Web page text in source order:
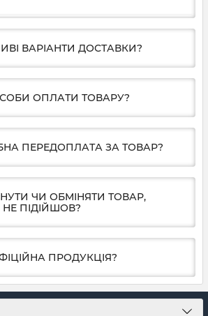
ВАРІАНТИ ДОСТАВКИ?
ОПЛАТИ ТОВАРУ?
ПЕРЕДОПЛАТА ЗА ТОВАР?
ЧИ ОБМІНЯТИ ТОВАР,
ПІДІЙШОВ?
ПРОДУКЦІЯ?